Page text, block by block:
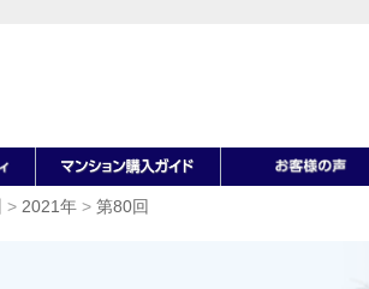
> 2021年 > 第80回